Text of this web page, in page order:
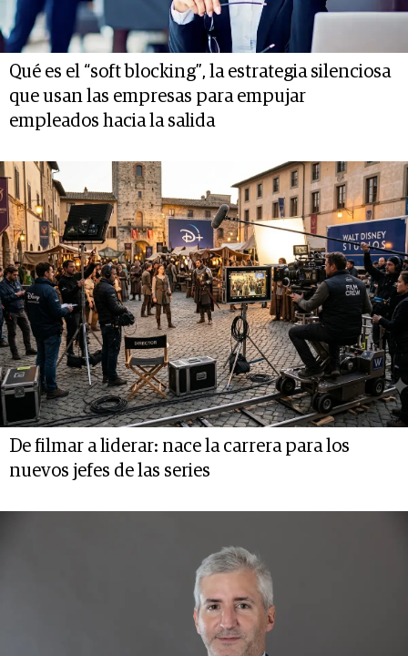
Qué es el “soft blocking”, la estrategia silenciosa
que usan las empresas para empujar
empleados hacia la salida
De filmar a liderar: nace la carrera para los
nuevos jefes de las series